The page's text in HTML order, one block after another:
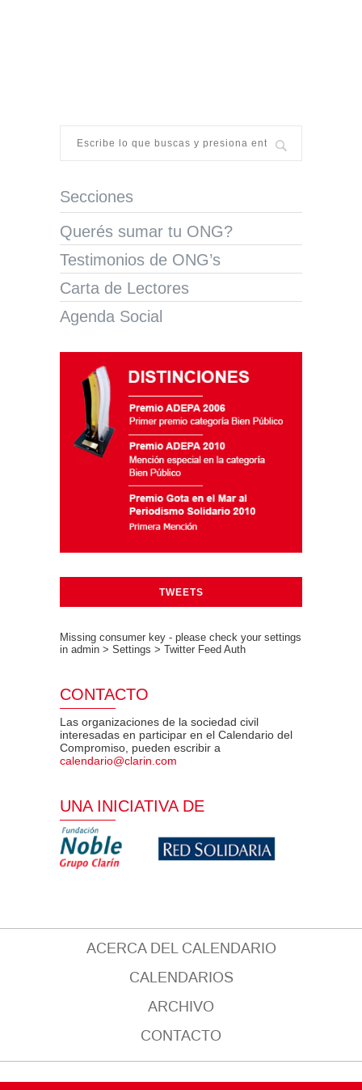
Secciones
Querés sumar tu ONG?
Testimonios de ONG’s
Carta de Lectores
Agenda Social
TWEETS
Missing consumer key - please check your settings
in admin > Settings > Twitter Feed Auth
CONTACTO
Las organizaciones de la sociedad civil
interesadas en participar en el Calendario del
Compromiso, pueden escribir a
calendario@clarin.com
UNA INICIATIVA DE
ACERCA DEL CALENDARIO
CALENDARIOS
ARCHIVO
CONTACTO